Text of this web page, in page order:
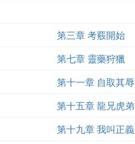
第三章 考覈開始
第七章 靈藥狩獵
第十一章 自取其辱
第十五章 龍兄虎弟
第十九章 我叫正義